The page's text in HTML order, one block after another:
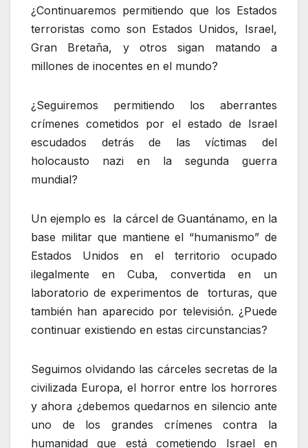
¿Continuaremos permitiendo que los Estados
terroristas como son Estados Unidos, Israel,
Gran Bretaña, y otros sigan matando a
millones de inocentes en el mundo?
¿Seguiremos permitiendo los aberrantes
crímenes cometidos por el estado de Israel
escudados detrás de las víctimas del
holocausto nazi en la segunda guerra
mundial?
Un ejemplo es la cárcel de Guantánamo, en la
base militar que mantiene el “humanismo” de
Estados Unidos en el territorio ocupado
ilegalmente en Cuba, convertida en un
laboratorio de experimentos de torturas, que
también han aparecido por televisión. ¿Puede
continuar existiendo en estas circunstancias?
Seguimos olvidando las cárceles secretas de la
civilizada Europa, el horror entre los horrores
y ahora ¿debemos quedarnos en silencio ante
uno de los grandes crímenes contra la
humanidad que está cometiendo Israel en